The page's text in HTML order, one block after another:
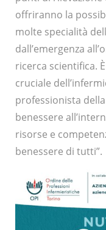
offriranno la
molte specialità
dall’emergenza
ricerca scientifica.
cruciale
professionista
benessere
risorse e
benessere di tutti”.